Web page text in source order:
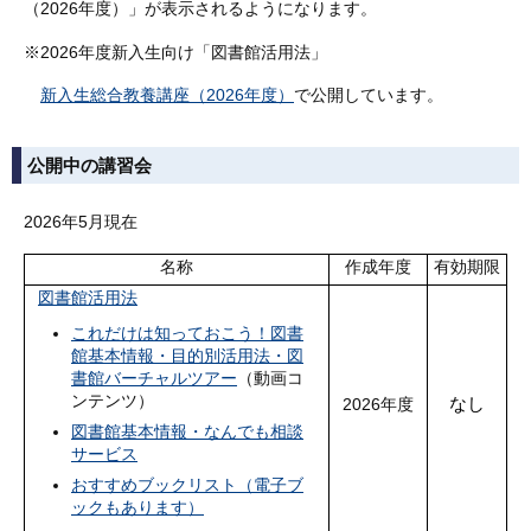
（2026年度）」が表示されるようになります。
※2026年度新入生向け「図書館活用法」
新入生総合教養講座（2026年度） で公開しています。
公開中の講習会
2026年5月現在
名称 作成年度
有効期限
図書館活用法
これだけは知っておこう！図書
館基本情報・目的別活用法・図
書館バーチャルツアー （動画コ
ンテンツ）
図書館基本情報・なんでも相談
サービス
おすすめブックリスト（電子ブ
ックもあります）
2026年度 なし